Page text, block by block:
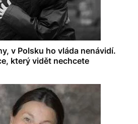
v Polsku ho vláda nenávidí.
který vidět nechcete